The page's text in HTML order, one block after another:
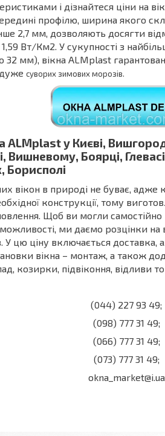
і дізнайтеся ціни на
профілю, ширина якого
2,7 мм, дозволяють досягти
1,59 Вт/Км2. У сукупності з
мм), вікна ALMplast
суворих зимових морозів.
ALMplast у Києві,
Вишневому, Боярці,
Борисполі
вікон в природі не буває, адже
конструкції, тому
Щоб ви могли самостійно
можливості, ми даємо розцінки на
У цю ціну включається доставка,
вікна – монтаж, а також
козирки, підвіконня, відливи
(044) 227 93 49;
(098) 777 31 49;
(066) 777 31 49;
(073) 777 31 49;
okna_market@i.ua